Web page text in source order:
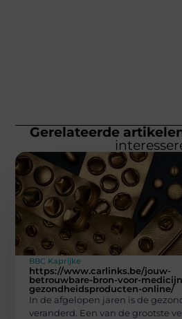
Gerelateerde
BBC Kaprijke
https://www.carlinks.be/jouw-
betrouwbare-bron-voor-
gezondheidsproducten-online/
In de afgelopen jaren is de
veranderd. Een van de grootste